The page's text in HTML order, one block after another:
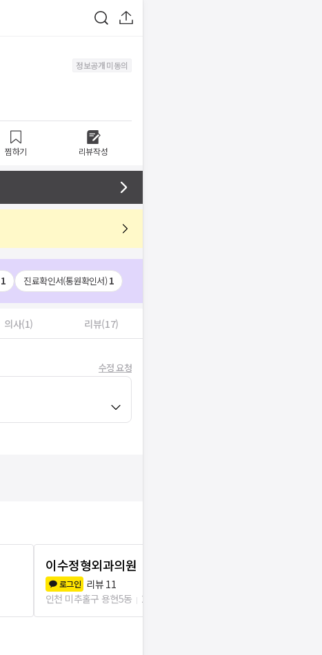
정보공개 미동의
찜하기 리뷰작성
1 진료확인서(통원확인서)1
의사(1) 리뷰(17)
수정 요청
이수정형외과의원
로그인 리뷰 11
인천 미추홀구 용현5동
26m